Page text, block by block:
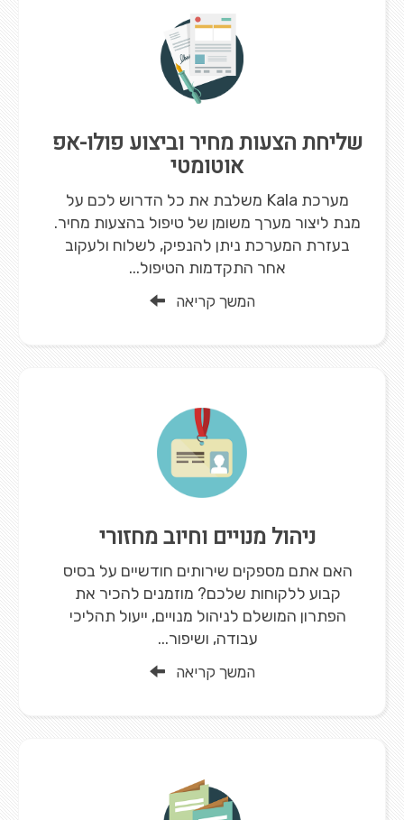
שליחת הצעות מחיר וביצוע פולו-אפ
אוטומטי
מערכת Kala משלבת את כל הדרוש לכם על
מנת ליצור מערך משומן של טיפול בהצעות מחיר.
בעזרת המערכת ניתן להנפיק, לשלוח ולעקוב
אחר התקדמות הטיפול...
המשך קריאה
ניהול מנויים וחיוב מחזורי
האם אתם מספקים שירותים חודשיים על בסיס
קבוע ללקוחות שלכם? מוזמנים להכיר את
הפתרון המושלם לניהול מנויים, ייעול תהליכי
עבודה, ושיפור...
המשך קריאה